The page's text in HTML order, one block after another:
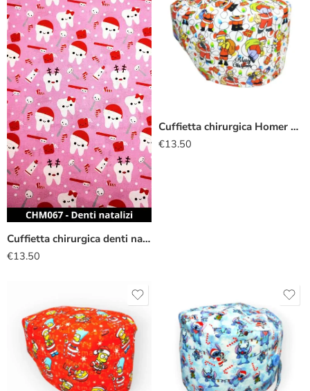
Cuffietta chirurgica denti natalizi
€13.50
Cuffietta chirurgica Homer Babbo Natale
€13.50